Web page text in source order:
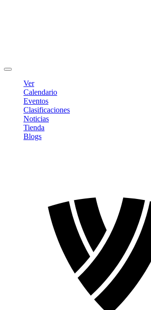
Ver
Calendario
Eventos
Clasificaciones
Noticias
Tienda
Blogs